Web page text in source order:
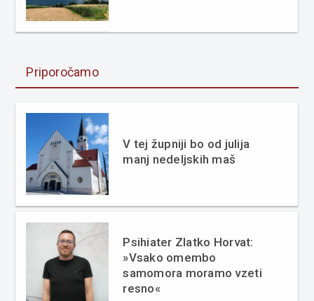
Priporočamo
V tej župniji bo od julija
manj nedeljskih maš
Psihiater Zlatko Horvat:
»Vsako omembo
samomora moramo vzeti
resno«